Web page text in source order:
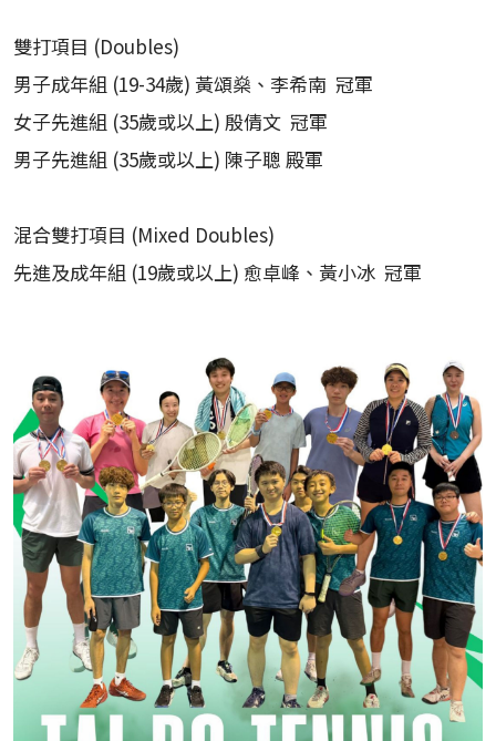
雙打項目 (Doubles)
男子成年組 (19-34歲) 黃頌燊、李希南 冠軍
女子先進組 (35歲或以上) 殷倩文 冠軍
男子先進組 (35歲或以上) 陳子聰 殿軍
混合雙打項目 (Mixed Doubles)
先進及成年組 (19歲或以上) 愈卓峰、黃小冰 冠軍